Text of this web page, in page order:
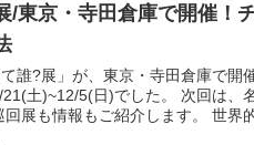
/東京・寺田倉庫で開催！
て誰?展」が、東京・寺田倉庫で開
土)~12/5(日)でした。 次回は、
回展も情報もご紹介します。 世界